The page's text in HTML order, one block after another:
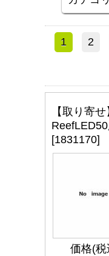
1 2
【取り寄
[1831170]
価格(税